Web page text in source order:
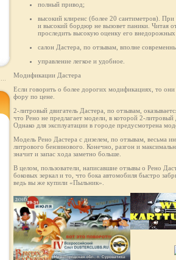
полный привод;
высокий клиренс (более 20 сантиметров). При
и высокий бордюр не вызовет паники. Читая
проследить высокую оценку его внедорожных
салон Дастера, по отзывам, вполне
управление легкое и удобное.
Модификации Дастера
Если говорить о более дорогих модификациях, то они
фору по цене.
2-литровый двигатель Дастера, по отзывам,
что Рено не предлагает модели, в которой 2-литровый
Однако для эксплуатации в городе предусмотрена
Модель Рено Дастера с дизелем, по отзывам,
литрового бензинового. Конечно, разгон и
значит и запас хода заметно больше.
В целом, пользователи, написавшие отзывы о Рено
боковых зеркал и то, что бока автомобиля быстро
ведь вы же купили «Пыльник».